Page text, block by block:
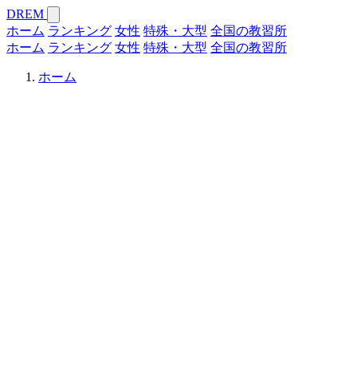
DREM
ホーム ランキング 女性 特殊・大型 全国の教習所
ホーム ランキング 女性 特殊・大型 全国の教習所
ホーム